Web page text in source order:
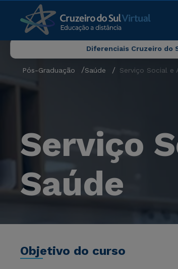
Diferenciais Cruzeiro do
Pós-Graduação Saúde Serviço Social e
Serviço
Saúde
Objetivo do curso